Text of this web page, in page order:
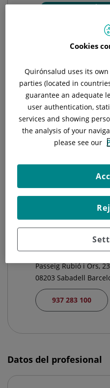
Hospital Universitari
C/ Pedro i Pons, 1
08190 Sant Cugat del
935 656 000
08029 Barcelona
Hospital Quirónsalud
Passeig Rubió i Ors, 23
08203 Sabadell
937 283 100
Datos del profesional
Cookies
Quirónsalud uses its
parties (located in
guarantee an adequate
user authentication,
services and showing
the analysis of your
please see our